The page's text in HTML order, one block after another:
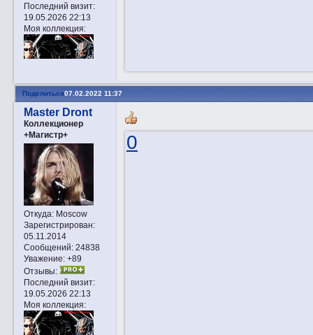
Последний визит:
19.05.2026 22:13
Моя коллекция:
Поделиться07.02.2022 11:37
Master Dront
Коллекционер
+Магистр+
Откуда:Moscow
Зарегистрирован:
05.11.2014
Сообщений:24838
Уважение: +89
Отзывы:
Последний визит:
19.05.2026 22:13
Моя коллекция:
0